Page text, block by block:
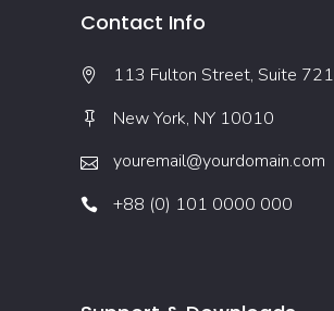
Contact Info
113 Fulton Street, Suite 721
New York, NY 10010
youremail@yourdomain.com
+88 (0) 101 0000 000